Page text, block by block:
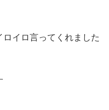
イロ言ってくれました